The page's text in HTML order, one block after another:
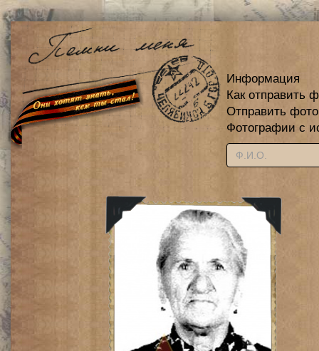
Информация
Как отправить
Отправить
Фотографии с